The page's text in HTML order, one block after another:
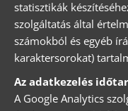
statisztikák
szolgáltatás által
számokból és egyéb
karaktersorokat)
Az adatkezelés
A Google Analytics